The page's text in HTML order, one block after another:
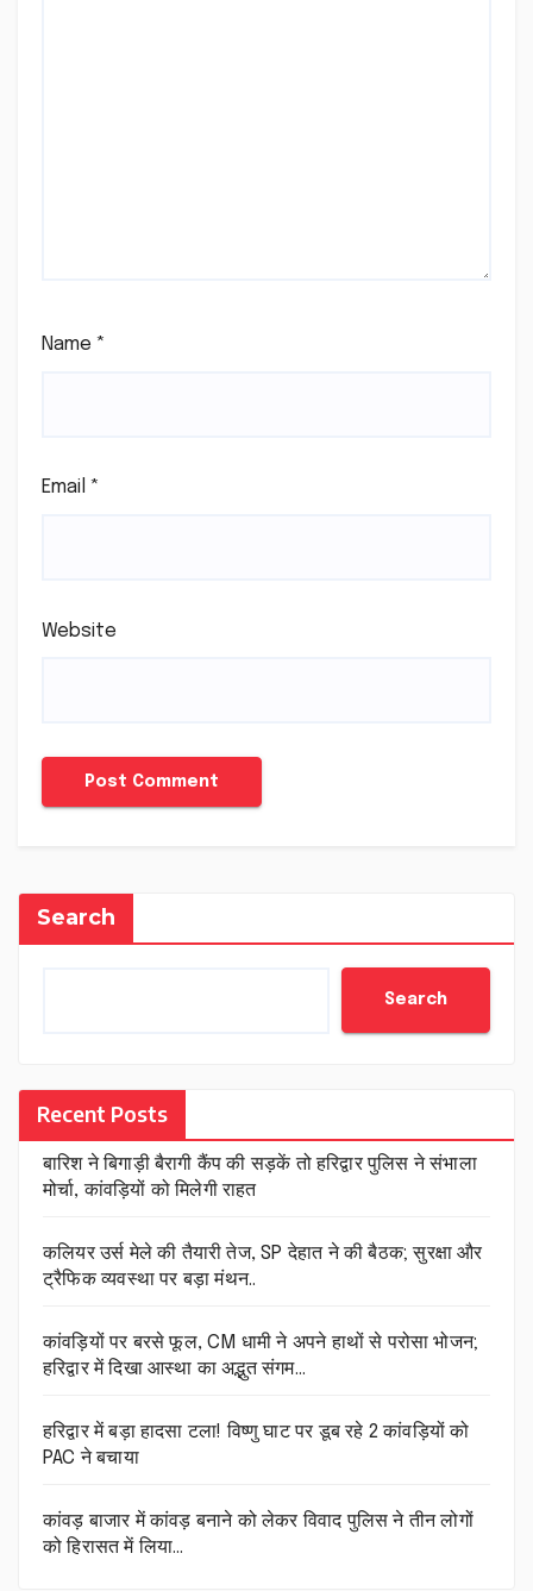
Name *
Email *
Website
Search
Search
Recent Posts
बारिश ने बिगाड़ी बैरागी कैंप की सड़कें तो हरिद्वार पुलिस ने संभाला
मोर्चा, कांवड़ियों को मिलेगी राहत
कलियर उर्स मेले की तैयारी तेज, SP देहात ने की बैठक; सुरक्षा और
ट्रैफिक व्यवस्था पर बड़ा मंथन..
कांवड़ियों पर बरसे फूल, CM धामी ने अपने हाथों से परोसा भोजन;
हरिद्वार में दिखा आस्था का अद्भुत संगम…
हरिद्वार में बड़ा हादसा टला! विष्णु घाट पर डूब रहे 2 कांवड़ियों को
PAC ने बचाया
कांवड़ बाजार में कांवड़ बनाने को लेकर विवाद पुलिस ने तीन लोगों
को हिरासत में लिया…